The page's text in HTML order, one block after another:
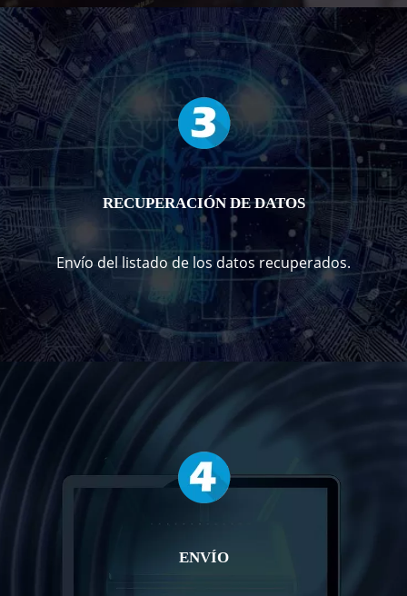
RECUPERACIÓN DE DATOS
Envío del listado de los datos recuperados.
ENVÍO